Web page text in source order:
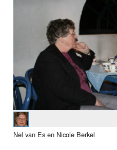
Nel van Es en Nicole Berkel